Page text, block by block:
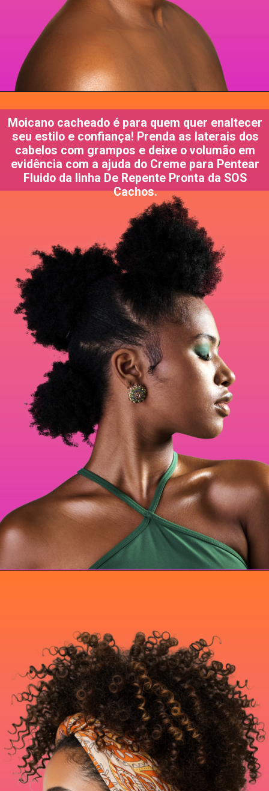
Moicano cacheado é para quem quer enaltecer
seu estilo e confiança! Prenda as laterais dos
cabelos com grampos e deixe o volumão em
evidência com a ajuda do Creme para Pentear
Fluido da linha De Repente Pronta da SOS
Cachos.